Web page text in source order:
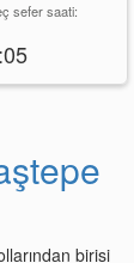
sefer saati:
birisi